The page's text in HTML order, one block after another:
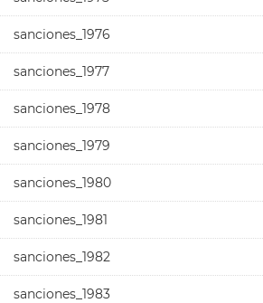
sanciones_1976
sanciones_1977
sanciones_1978
sanciones_1979
sanciones_1980
sanciones_1981
sanciones_1982
sanciones_1983